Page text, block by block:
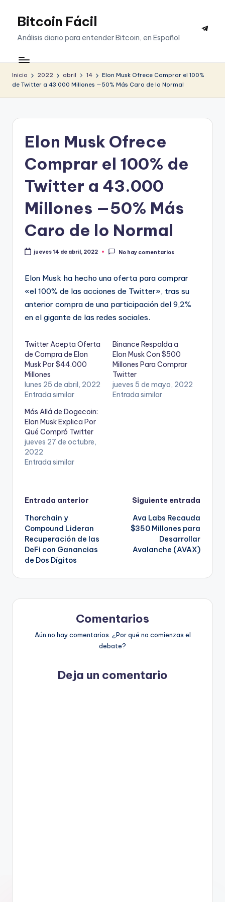
SaltarBitcoin Fácil
Análisis diario para entender Bitcoin, en Español
Inicio 2022 abril 14
Elon Musk Ofrece Comprar el 100%
de Twitter a 43.000 Millones —50% Más Caro de lo Normal
Elon Musk Ofrece
Comprar el 100% de
Twitter a 43.000
Millones —50% Más
Caro de lo Normal
jueves 14 de abril, 2022 No hay comentarios
Elon Musk ha hecho una oferta para comprar
«el 100% de las acciones de Twitter», tras su
anterior compra de una participación del 9,2%
en el gigante de las redes sociales.
Twitter Acepta Oferta
de Compra de Elon
Musk Por $44.000
Millones
lunes 25 de abril, 2022
Entrada similar
Binance Respalda a
Elon Musk Con $500
Millones Para Comprar
Twitter
jueves 5 de mayo, 2022
Entrada similar
Más Allá de Dogecoin:
Elon Musk Explica Por
Qué Compró Twitter
jueves 27 de octubre,
2022
Entrada similar
Navegación
de
entradas
Entrada anterior
Thorchain y
Compound Lideran
Recuperación de las
DeFi con Ganancias
de Dos Dígitos
Siguiente entrada
Ava Labs Recauda
$350 Millones para
Desarrollar
Avalanche (AVAX)
Comentarios
Aún no hay comentarios. ¿Por qué no comienzas el
debate?
Deja un comentario